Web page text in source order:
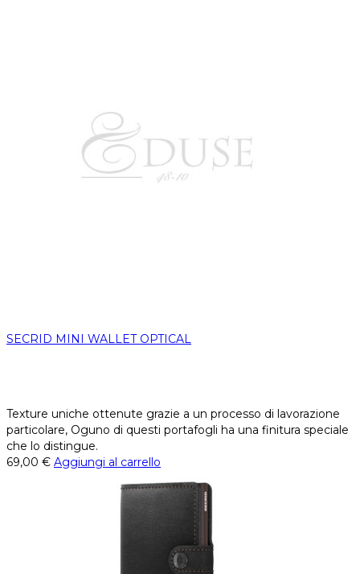
SECRID MINI WALLET OPTICAL
Texture uniche ottenute grazie a un processo di lavorazione
particolare, Oguno di questi portafogli ha una finitura speciale
che lo distingue.
69,00 € Aggiungi al carrello